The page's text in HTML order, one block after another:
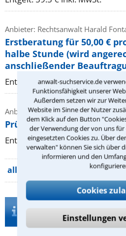
anwalt-suchservice.de
Funktionsfähigkeit unserer
Außerdem setzen wir zur
Website im Sinne der Nutzer
dem Klick auf den Button
der Verwendung der von uns
eingesetzten Cookies zu. Über
verwalten" können Sie sich über
informieren und den
Cookies
Einstellungen
Anbieter: Rechtsanwalt Harald
Erstberatung für 50,00 €
halbe Stunde (wird
anschließender
Entgelt: 50.0 € inkl. MwSt.
Anbieter: Rechtsanwältin Cornelia
Prüfung Ihrer Ansprüche
Entgelt: 119.0 € inkl. MwSt.
alle Beratungsangebote
Zivilrecht in Würzburg